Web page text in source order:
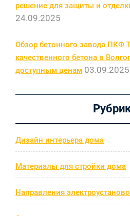
решение для защиты и
24.09.2025
Обзор бетонного завода ПКФ
качественного бетона в
доступным ценам 03.09.2025
Дизайн интерьера дома
Материалы для стройки дома
Направления